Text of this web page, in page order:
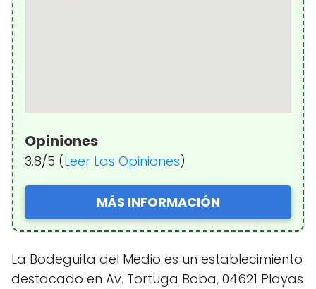
Opiniones
3.8/5 (Leer Las Opiniones)
MÁS INFORMACIÓN
La Bodeguita del Medio es un establecimiento
destacado en Av. Tortuga Boba, 04621 Playas